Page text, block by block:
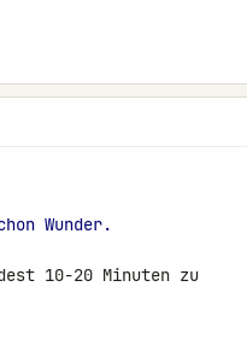
Wunder.
10-20 Minuten zu